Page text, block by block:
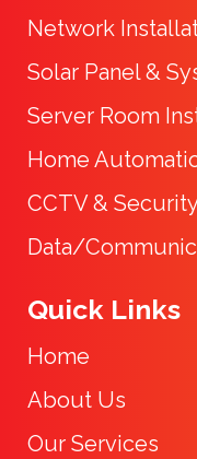
Network
Solar Panel &
Server Room
Home
CCTV &
Data/
Quick Links
Home
About Us
Our Services